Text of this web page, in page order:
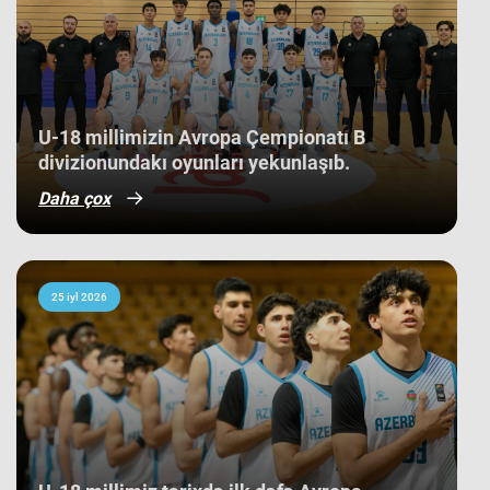
nəticə kimi görünsə də,
komandamızın yer aldığı qrupun
ağırlığı və rəqiblərin səviyyəsi bu
nəticənin adi bir nəticə olmadığını
göstərir. Bunu qrup mərhələsində
qarşılaşdığımız komandaların
çempionatın sonundakı yekun
mövqeləri də aydın sübut edir. Belə ki,
qrupdakı ən güclü rəqibimiz olan
İsveç millisi çempionatın bürünc
5-cisi olub. Şimali Makedoniya
yığması isə ilk onluqda qərarlaşaraq
çempionatı 9-cu sırada bitirib.
Millimiz çempionat boyu göstərdiyi
əzmkar oyun sayəsində ümumi
sıralamada düz 10 ölkəni geridə
qoymağı bacarıb. Basketbolçularımız
turnir cədvəlində Niderland, İsveçrə,
Kipr, Gürcüstan, Danimarka, Estoniya,
Slovakiya, Ermənistan, Albaniya və
Kosovo kimi komandaları üstəliyə
bilib. ​Belə bir gərgin rəqabət
mühitində qazanılan 11-ci yer gənc
U-18 millimizin Avropa Çempionatı B
divizionundakı oyunları yekunlaşıb.
Daha çox
25 iyl 2026